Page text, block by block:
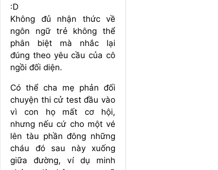
:D
Không đủ nhận thức về
ngôn ngữ trẻ không thể
phân biệt mà nhắc lại
đúng theo yêu cầu của cô
ngồi đối diện.
Có thể cha mẹ phản đối
chuyện thi cử test đầu vào
vì con họ mất cơ hội,
nhưng nếu cứ cho một vé
lên tàu phần đông những
cháu đó sau này xuống
giữa đường, ví dụ minh